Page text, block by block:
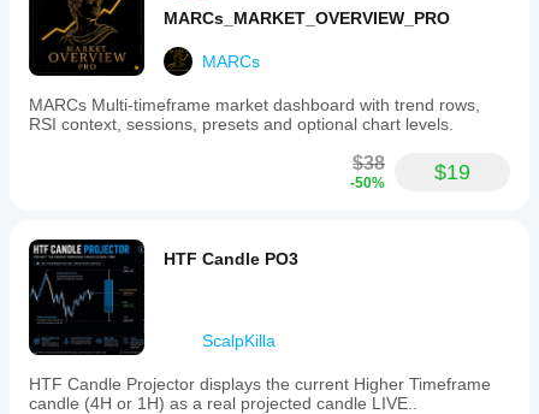
MARCs_MARKET_OVERVIEW_PRO
MARCs
MARCs Multi-timeframe market dashboard with trend rows,
RSI context, sessions, presets and optional chart levels.
$38
-50% $19
HTF Candle PO3
ScalpKilla
HTF Candle Projector displays the current Higher Timeframe
candle (4H or 1H) as a real projected candle LIVE..